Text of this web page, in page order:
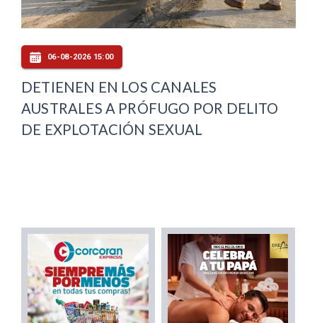
06-08-2026 15:00
DETIENEN EN LOS CANALES
AUSTRALES A PRÓFUGO POR DELITO
DE EXPLOTACIÓN SEXUAL